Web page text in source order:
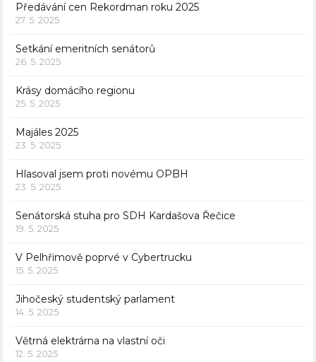
Předávání cen Rekordman roku 2025
27. 5. 2025
Setkání emeritních senátorů
26. 5. 2025
Krásy domácího regionu
25. 5. 2025
Majáles 2025
23. 5. 2025
Hlasoval jsem proti novému OPBH
23. 5. 2025
Senátorská stuha pro SDH Kardašova Řečice
19. 5. 2025
V Pelhřimově poprvé v Cybertrucku
15. 5. 2025
Jihočeský studentský parlament
14. 5. 2025
Větrná elektrárna na vlastní oči
12. 5. 2025